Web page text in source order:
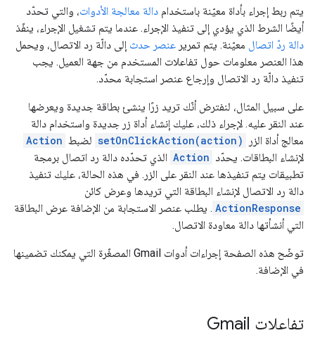
يتم ربط إجراء بأداة معيّنة باستخدام دالة معالجة الأدوات، والتي تحدّد
أيضًا الشرط الذي يؤدي إلى تنفيذ الإجراء. عندما يتم تشغيل الإجراء، ينفّذ
دالة ردّ اتصال معيّنة. يتم تمرير عنصر حدث إلى دالّة رد الاتصال، ويحمل
هذا العنصر معلومات حول تفاعلات المستخدم من جهة العميل. يجب
تنفيذ دالّة رد الاتصال وإرجاع عنصر استجابة محدّد.
على سبيل المثال، لنفترض أنّك تريد زرًا ينشئ بطاقة جديدة ويعرضها
عند النقر عليه. لإجراء ذلك، عليك إنشاء أداة زر جديدة واستخدام دالة
معالج أداة الزر
setOnClickAction(action) لضبط Action
لإنشاء البطاقات. يحدّد Action الذي تحدّده دالة رد اتصال برمجة
تطبيقات يتم تنفيذها عند النقر على الزر. في هذه الحالة، عليك تنفيذ
دالة رد الاتصال لإنشاء البطاقة التي تريدها وعرض كائن
ActionResponse . يطلب عنصر الاستجابة من الإضافة عرض البطاقة
التي أنشأتها دالة معاودة الاتصال.
توضّح هذه الصفحة إجراءات أدوات Gmail المصغّرة التي يمكنك تضمينها
في الإضافة.
تفاعلات Gmail